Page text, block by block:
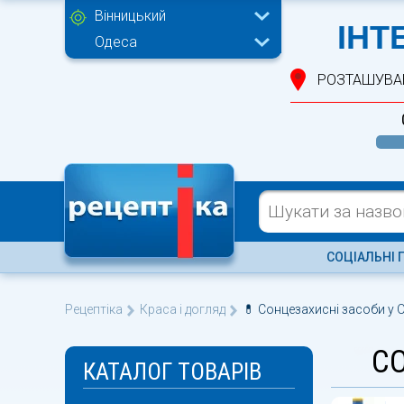
Вінницький
Одеса
СОЦІАЛЬНІ
Рецептіка Краса і догляд 💊 Сонцезахисні засоби у
КАТАЛОГ ТОВАРІВ